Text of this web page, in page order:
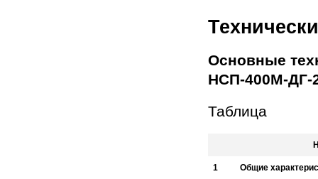
Основные
НСП-400М-ДГ-
Таблица
1 Общие